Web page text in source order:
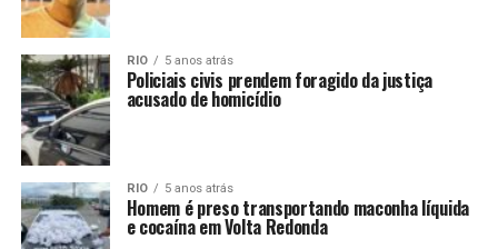
RIO 5 anos atrás
Policiais civis prendem foragido da justiça
acusado de homicídio
RIO 5 anos atrás
Homem é preso transportando maconha líquida
e cocaína em Volta Redonda